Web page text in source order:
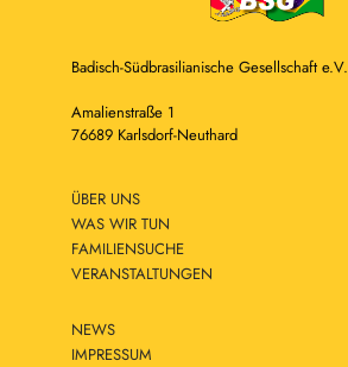
Badisch-Südbrasilianische Gesellschaft e.V.
Amalienstraße 1
76689 Karlsdorf-Neuthard
ÜBER UNS
WAS WIR TUN
FAMILIENSUCHE
VERANSTALTUNGEN
NEWS
IMPRESSUM